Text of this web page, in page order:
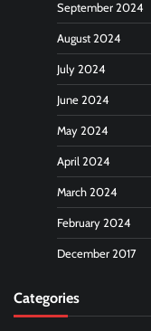
September 2024
August 2024
July 2024
June 2024
May 2024
April 2024
March 2024
February 2024
December 2017
Categories